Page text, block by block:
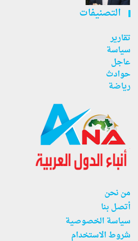
التصنيفات
تقارير
سياسة
عاجل
حوادث
رياضة
من نحن
أتصل بنا
سياسة الخصوصية
شروط الاستخدام